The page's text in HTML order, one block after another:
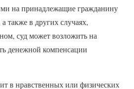
на принадлежащие гражданину
также в других случаях,
суд может возложить на
денежной компенсации
в нравственных или физических